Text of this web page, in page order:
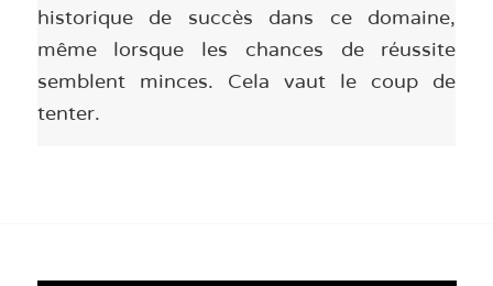
historique de succès dans ce domaine,
même lorsque les chances de réussite
semblent minces. Cela vaut le coup de
tenter.